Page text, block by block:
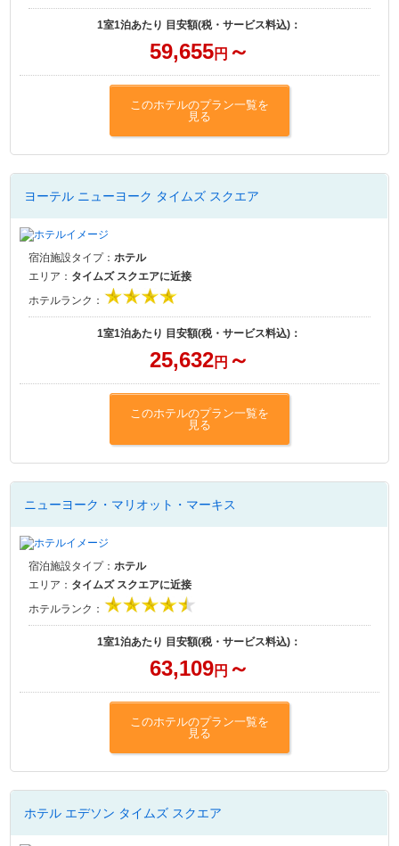
1室1泊あたり 目安額(税・サービス料込)：
59,655円 ～
このホテルのプラン一覧を
見る
ヨーテル ニューヨーク タイムズ スクエア
宿泊施設タイプ：ホテル
エリア： タイムズ スクエアに近接
ホテルランク：
1室1泊あたり 目安額(税・サービス料込)：
25,632円 ～
このホテルのプラン一覧を
見る
ニューヨーク・マリオット・マーキス
宿泊施設タイプ：ホテル
エリア： タイムズ スクエアに近接
ホテルランク：
1室1泊あたり 目安額(税・サービス料込)：
63,109円 ～
このホテルのプラン一覧を
見る
ホテル エデソン タイムズ スクエア